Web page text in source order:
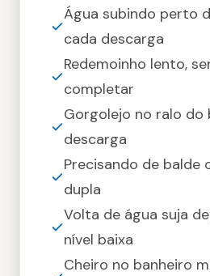
Água subindo perto
cada descarga
Redemoinho lento,
completar
Gorgolejo no ralo do
descarga
Precisando de balde
dupla
Volta de água suja
nível baixa
Cheiro no banheiro